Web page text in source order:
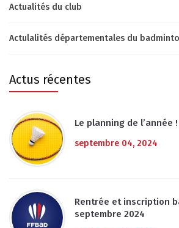
Actualités du club
Actulalités départementales du
Actus récentes
Le planning de l’année !
septembre 04, 2024
Rentrée et inscription
septembre 2024